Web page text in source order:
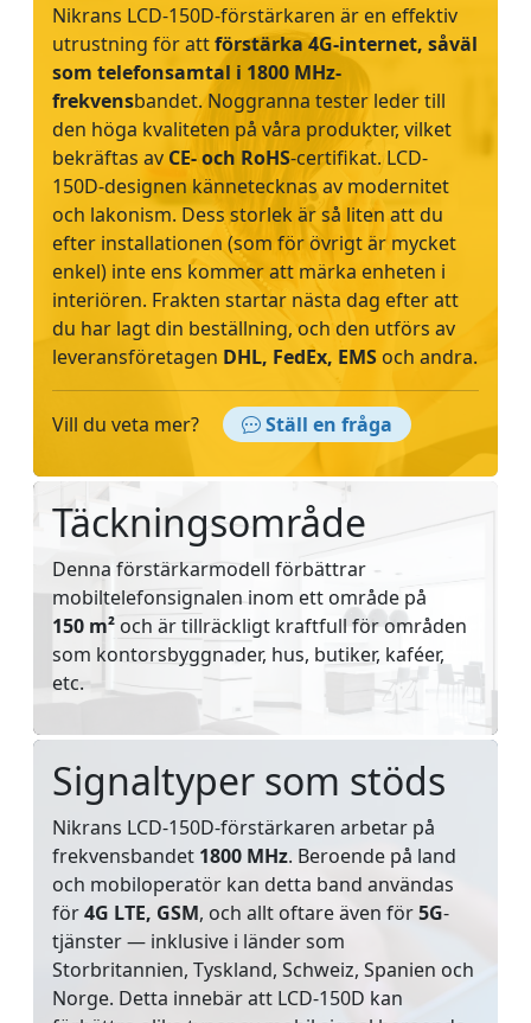
Nikrans LCD-150D-förstärkaren är en effektiv
utrustning för attförstärka 4G-internet, såväl
som telefonsamtal i 1800 MHz-
frekvensbandet. Noggranna tester leder till
den höga kvaliteten på våra produkter, vilket
bekräftas av CE- och RoHS-certifikat. LCD-
150D-designen kännetecknas av modernitet
och lakonism. Dess storlek är så liten att du
efter installationen (som för övrigt är mycket
enkel) inte ens kommer att märka enheten i
interiören. Frakten startar nästa dag efter att
du har lagt din beställning, och den utförs av
leveransföretagen DHL, FedEx, EMS och andra.
Vill du veta mer? Ställ en fråga
Täckningsområde
Denna förstärkarmodell förbättrar
mobiltelefonsignalen inom ett område på
150 m² och är tillräckligt kraftfull för områden
som kontorsbyggnader, hus, butiker, kaféer,
etc.
Signaltyper som stöds
Nikrans LCD-150D-förstärkaren arbetar på
frekvensbandet 1800 MHz. Beroende på land
och mobiloperatör kan detta band användas
för4G LTE, GSM, och allt oftare även för5G-
tjänster — inklusive i länder som
Storbritannien, Tyskland, Schweiz, Spanien och
Norge. Detta innebär att LCD-150D kan